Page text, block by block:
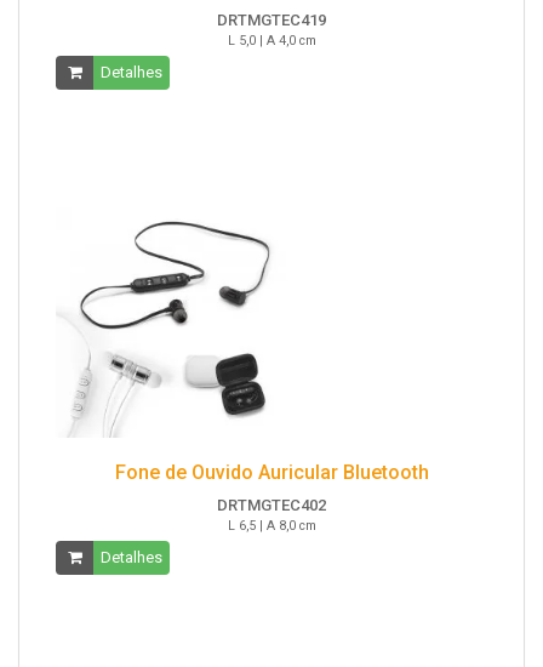
DRTMGTEC419
L 5,0 | A 4,0 cm
Detalhes
Fone de Ouvido Auricular Bluetooth
DRTMGTEC402
L 6,5 | A 8,0 cm
Detalhes